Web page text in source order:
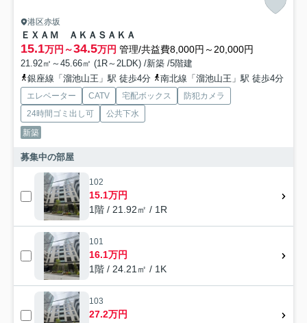
港区赤坂
ＥＸＡＭ ＡＫＡＳＡＫＡ
15.1万円～34.5万円 管理/共益費8,000円～20,000円
21.92㎡～45.66㎡ (1R～2LDK) /新築 /5階建
銀座線「溜池山王」駅 徒歩4分
南北線「溜池山王」駅 徒歩4分
エレベーター CATV 宅配ボックス
防犯カメラ
24時間ゴミ出し可
公共下水
新築
募集中の部屋
102
15.1万円
1階 / 21.92㎡ / 1R
101
16.1万円
1階 / 24.21㎡ / 1K
103
27.2万円